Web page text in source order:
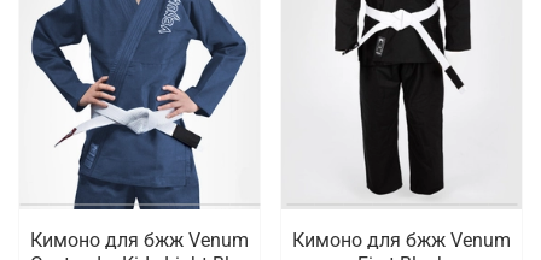
Кимоно для бжж Venum
Кимоно для бжж Venum